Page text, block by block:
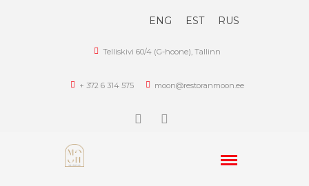
ENG EST RUS
Telliskivi 60/4 (G-hoone), Tallinn
+ 372 6 314 575 moon@restoranmoon.ee